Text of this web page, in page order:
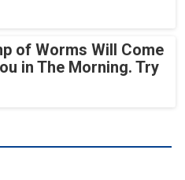
of Worms Will Come
in The Morning. Try